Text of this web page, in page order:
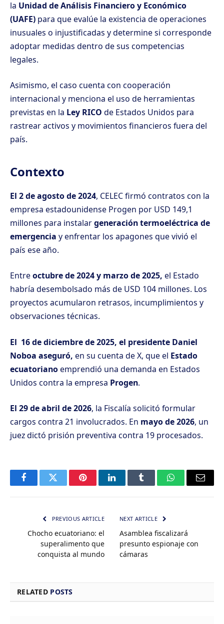
la Unidad de Análisis Financiero y Económico
(UAFE) para que evalúe la existencia de operaciones
inusuales o injustificadas y determine si corresponde
adoptar medidas dentro de sus competencias
legales.
Asimismo, el caso cuenta con cooperación
internacional y menciona el uso de herramientas
previstas en la Ley RICO de Estados Unidos para
rastrear activos y movimientos financieros fuera del
país.
Contexto
El 2 de agosto de 2024, CELEC firmó contratos con la
empresa estadounidense Progen por USD 149,1
millones para instalargeneración termoeléctrica de
emergencia y enfrentar los apagones que vivió el
país ese año.
Entreoctubre de 2024 y marzo de 2025, el Estado
habría desembolsado más de USD 104 millones. Los
proyectos acumularon retrasos, incumplimientos y
observaciones técnicas.
El 16 de diciembre de 2025, el presidente Daniel
Noboa aseguró, en su cuenta de X, que el Estado
ecuatorianoemprendió una demanda en Estados
Unidos contra la empresa Progen.
El 29 de abril de 2026, la Fiscalía solicitó formular
cargos contra 21 involucrados. En mayo de 2026, un
juez dictó prisión preventiva contra 19 procesados.
FacebookTwitter PinterestLinkedInTumblr WhatsAppEmail
PREVIOUS ARTICLE
Chocho ecuatoriano: el
superalimento que
conquista al mundo
NEXT ARTICLE
Asamblea fiscalizará
presunto espionaje con
cámaras
RELATED POSTS